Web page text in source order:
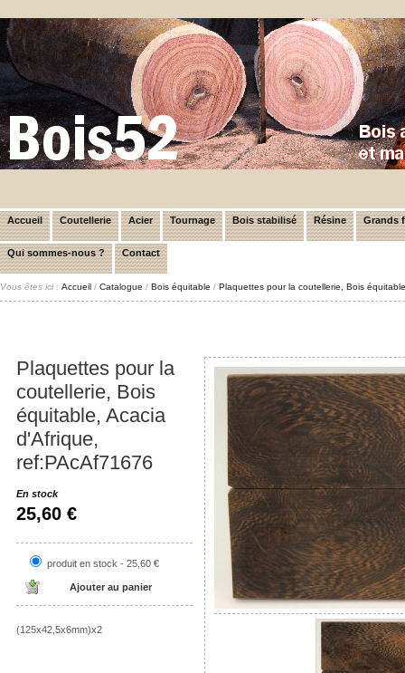
Accueil Coutellerie Acier Tournage Bois stabilisé Résine Grands
Qui sommes-nous ? Contact
Vous êtes ici : Accueil / Catalogue / Bois équitable / Plaquettes pour la coutellerie, Bois
Plaquettes pour la
coutellerie, Bois
équitable, Acacia
d'Afrique,
ref:PAcAf71676
En stock
25,60 €
produit en stock - 25,60 €
(125x42,5x6mm)x2